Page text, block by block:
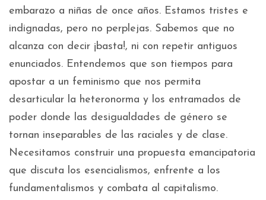
embarazo a niñas de once años. Estamos tristes e
indignadas, pero no perplejas. Sabemos que no
alcanza con decir ¡basta!, ni con repetir antiguos
enunciados. Entendemos que son tiempos para
apostar a un feminismo que nos permita
desarticular la heteronorma y los entramados de
poder donde las desigualdades de género se
tornan inseparables de las raciales y de clase.
Necesitamos construir una propuesta emancipatoria
que discuta los esencialismos, enfrente a los
fundamentalismos y combata al capitalismo.